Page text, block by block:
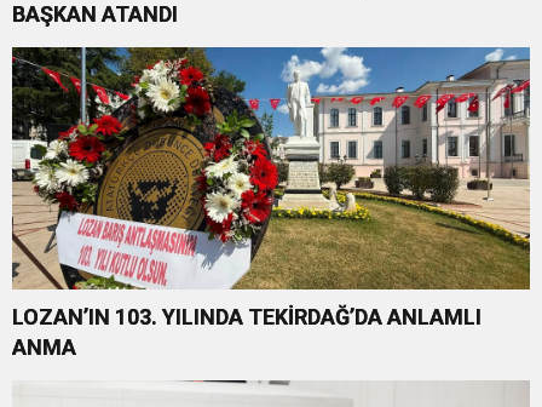
BAŞKAN ATANDI
LOZAN’IN 103. YILINDA TEKİRDAĞ’DA ANLAMLI
ANMA